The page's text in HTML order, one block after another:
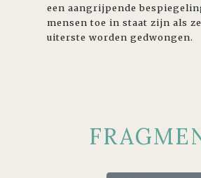
een aangrijpende
mensen toe in staat zijn als
uiterste worden gedwongen.